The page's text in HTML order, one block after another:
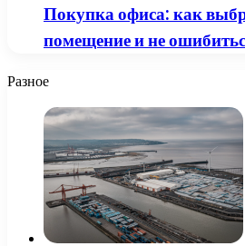
Покупка офиса: как
помещение и не
Разное